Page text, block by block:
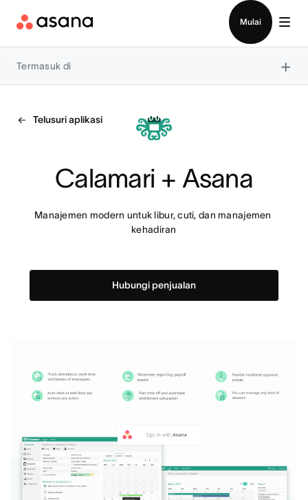
Mulai
Termasuk di ×
Telusuri aplikasi
Calamari + Asana
Manajemen modern untuk libur, cuti, dan manajemen
kehadiran
Hubungi penjualan